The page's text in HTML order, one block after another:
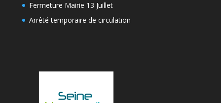
Fermeture Mairie 13 Juillet
Arrêté temporaire de circulation